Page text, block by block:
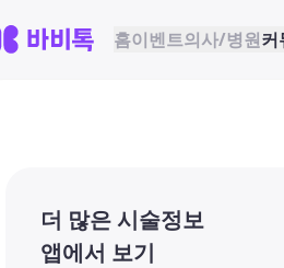
홈이벤트의사/병원커
더 많은 시술정보
앱에서 보기